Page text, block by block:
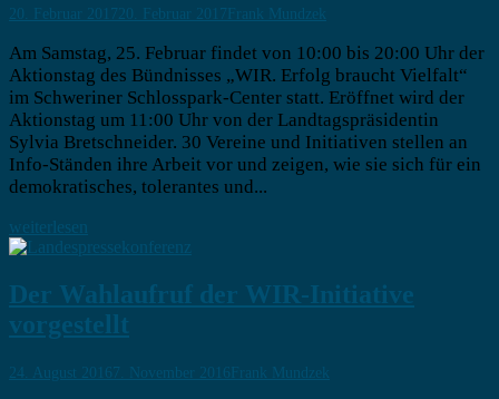
20. Februar 2017 20. Februar 2017 Frank Mundzek
Am Samstag, 25. Februar findet von 10:00 bis 20:00 Uhr der
Aktionstag des Bündnisses „WIR. Erfolg braucht Vielfalt“
im Schweriner Schlosspark-Center statt. Eröffnet wird der
Aktionstag um 11:00 Uhr von der Landtagspräsidentin
Sylvia Bretschneider. 30 Vereine und Initiativen stellen an
Info-Ständen ihre Arbeit vor und zeigen, wie sie sich für ein
demokratisches, tolerantes und...
weiterlesen
Der Wahlaufruf der WIR-Initiative
vorgestellt
24. August 20167. November 2016 Frank Mundzek